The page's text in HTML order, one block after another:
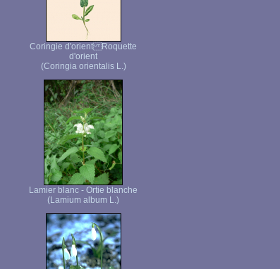
Coringie d'orient Roquette
d'orient
(Coringia orientalis L.)
Lamier blanc - Ortie blanche
(Lamium album L.)